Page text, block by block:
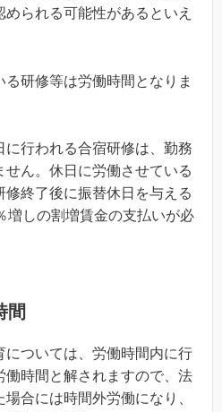
られる可能性があるといえ
研修等は労働時間となりま
行われる合宿研修は、勤務
ん。休日に労働させている
修終了後に振替休日を与える
増しの割増賃金の支払いが必
間
については、労働時間内に行
働時間と解されますので、法
合には時間外労働になり、